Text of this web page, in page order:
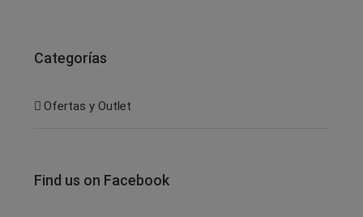
Categorías
Ofertas y Outlet
Find us on Facebook